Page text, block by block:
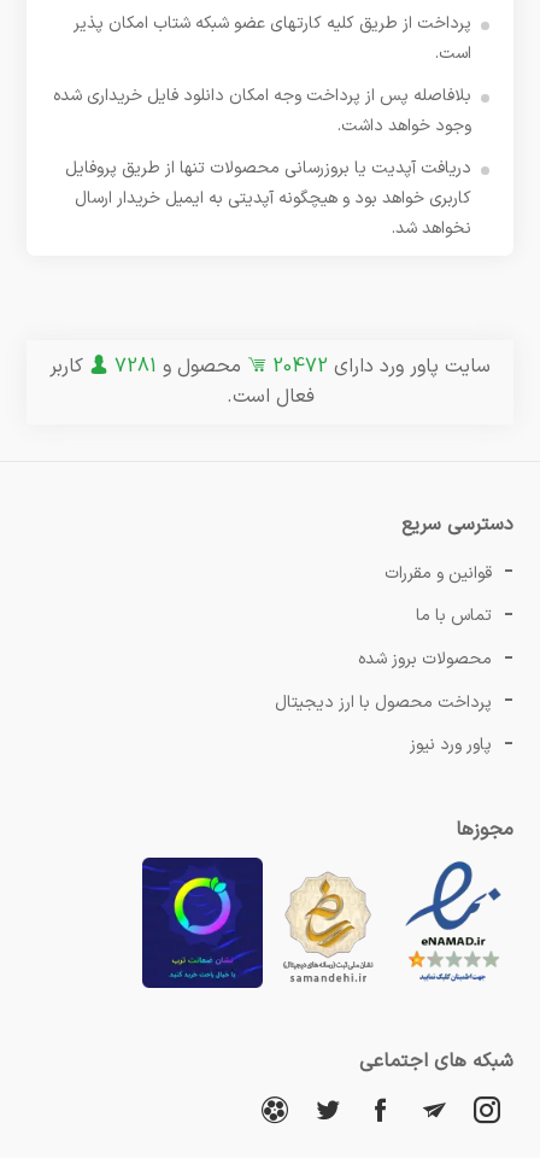
پرداخت از طریق کلیه کارتهای عضو شبکه شتاب امکان پذیر
است.
بلافاصله پس از پرداخت وجه امکان دانلود فایل خریداری شده
وجود خواهد داشت.
دریافت آپدیت یا بروزرسانی محصولات تنها از طریق پروفایل
کاربری خواهد بود و هیچگونه آپدیتی به ایمیل خریدار ارسال
نخواهد شد.
سایت پاور ورد دارای 20472 محصول و 7281
کاربر
فعال است.
دسترسی سریع
قوانین و مقررات
تماس با ما
محصولات بروز شده
پرداخت محصول با ارز دیجیتال
پاور ورد نیوز
مجوزها
شبکه های اجتماعی